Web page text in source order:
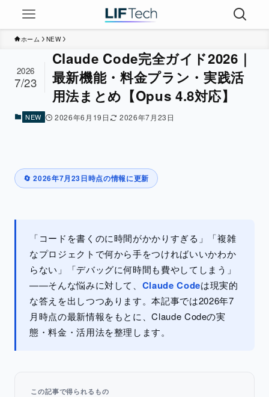
ホーム NEW
Claude Code完全ガイド2026｜
最新機能・料金プラン・実践活
用法まとめ【Opus 4.8対応】
2026
7/23
NEW 2026年6月19日 2026年7月23日
🔄 2026年7月23日時点の情報に更新
「コードを書くのに時間がかかりすぎる」「複雑
なプロジェクトで何から手をつければいいかわか
らない」「デバッグに何時間も費やしてしまう」
——そんな悩みに対して、 Claude Codeは現実的
な答えを出しつつあります。本記事では2026年7
月時点の最新情報をもとに、Claude Codeの実
態・料金・活用法を整理します。
この記事で得られるもの